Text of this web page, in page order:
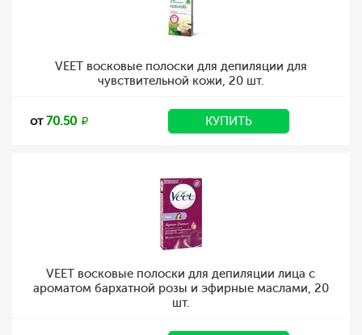
VEET восковые полоски для депиляции для
чувствительной кожи, 20 шт.
от70.50 КУПИТЬ
VEET восковые полоски для депиляции лица с
ароматом бархатной розы и эфирные маслами, 20
шт.